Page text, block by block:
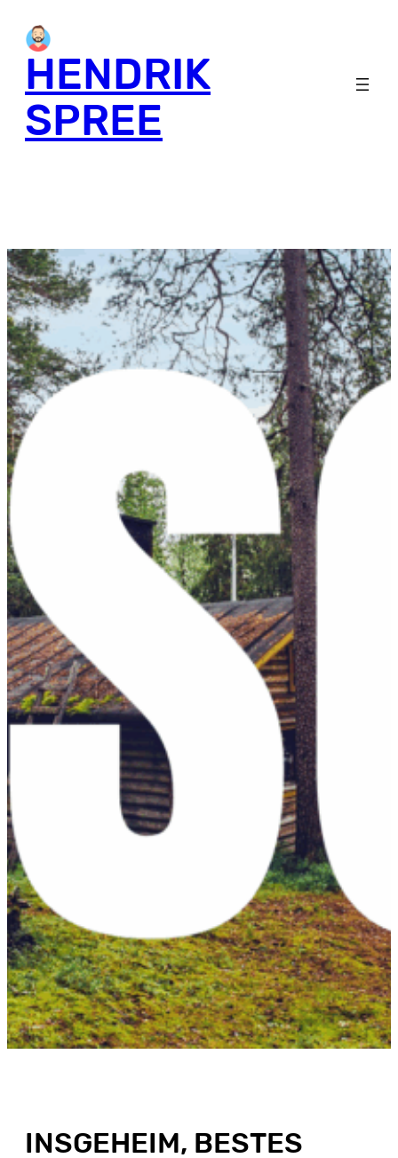
HENDRIK
SPREE
INSGEHEIM, BESTES